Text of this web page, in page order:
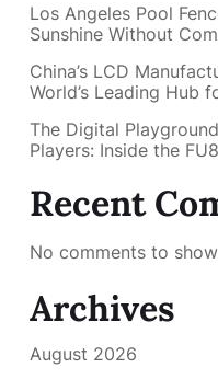
Los Angeles Pool
Sunshine Without
China’s LCD
World’s Leading Hub
The Digital
Players: Inside the
Recent
No comments to
Archives
August 2026